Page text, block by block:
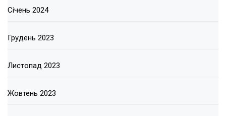
Січень 2024
Грудень 2023
Листопад 2023
Жовтень 2023